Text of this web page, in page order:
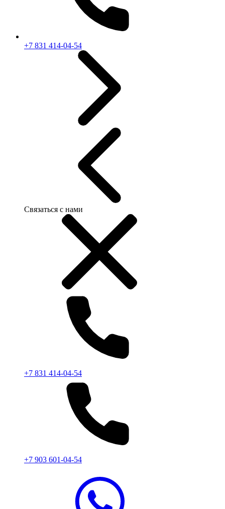
+7 831 414-04-54
Связаться с нами
+7 831 414-04-54
+7 903 601-04-54